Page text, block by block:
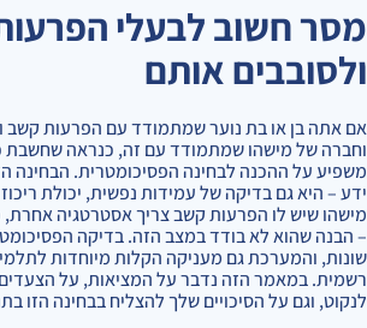
מסר חשוב לבעלי
ולסובבים אותם
אם אתה בן או בת נוער שמתמודד עם הפרעות קשב
וחברה של מישהו שמתמודד עם זה, כנראה שחשבת
משפיע על ההכנה לבחינה הפסיכומטרית. הבחינה
ידע – היא גם בדיקה של עמידות נפשית, יכולת
מישהו שיש לו הפרעות קשב צריך אסטרטגיה אחרת,
– הבנה שהוא לא בודד במצב הזה. בדיקה
שונות, והמערכת גם מעניקה הקלות מיוחדות
רשמית. במאמר הזה נדבר על המציאות, על
לנקוט, וגם על הסיכויים שלך להצליח בבחינה הזו